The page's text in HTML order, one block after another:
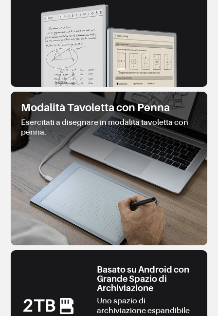
Modalità Tavoletta con Penna
Esercitati a disegnare in modalità tavoletta con
penna.
2TB
Basato su Android con
Grande Spazio di
Archiviazione
Uno spazio di
archiviazione espandibile